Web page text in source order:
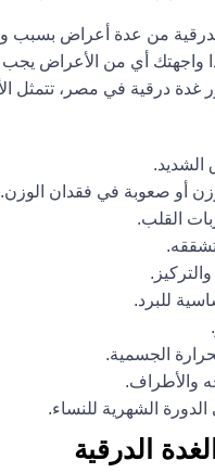
من عدة أعراض بسبب
واجهتك أي من الأعراض
غدة درقية في مصر، تتمثل
الشديد.
أو صعوبة في فقدان الوزن.
القلب.
للبرد.
الجسمية.
والأطراف.
الشهرية للنساء.
الدرقية